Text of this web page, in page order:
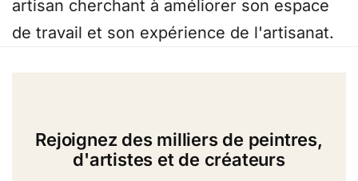
artisan cherchant à améliorer son espace
de travail et son expérience de l'artisanat.
Rejoignez des milliers de peintres,
d'artistes et de créateurs